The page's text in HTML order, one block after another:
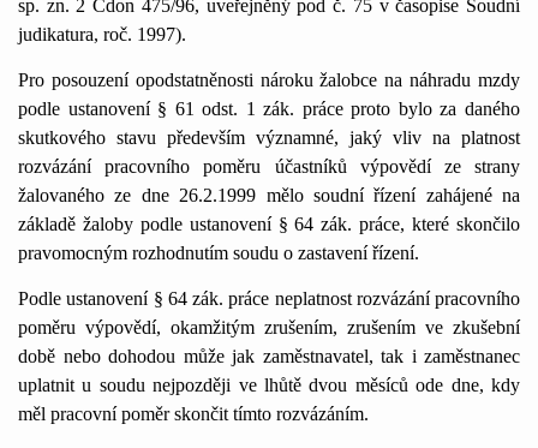
sp. zn. 2 Cdon 475/96, uveřejněný pod č. 75 v časopise Soudní
judikatura, roč. 1997).
Pro posouzení opodstatněnosti nároku žalobce na náhradu mzdy
podle ustanovení § 61 odst. 1 zák. práce proto bylo za daného
skutkového stavu především významné, jaký vliv na platnost
rozvázání pracovního poměru účastníků výpovědí ze strany
žalovaného ze dne 26.2.1999 mělo soudní řízení zahájené na
základě žaloby podle ustanovení § 64 zák. práce, které skončilo
pravomocným rozhodnutím soudu o zastavení řízení.
Podle ustanovení § 64 zák. práce neplatnost rozvázání pracovního
poměru výpovědí, okamžitým zrušením, zrušením ve zkušební
době nebo dohodou může jak zaměstnavatel, tak i zaměstnanec
uplatnit u soudu nejpozději ve lhůtě dvou měsíců ode dne, kdy
měl pracovní poměr skončit tímto rozvázáním.